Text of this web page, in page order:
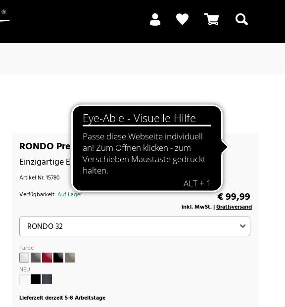
Suchen
RONDO Premium 32 weiß hochglanz
Einzigartige Eleganz in Säulenform
Artikel Nr.15780
Verfügbarkeit:Auf Lager € 99,99
inkl. MwSt. |Gratisversand
Farbe
NEU
Lieferzeit derzeit 5-8 Arbeitstage